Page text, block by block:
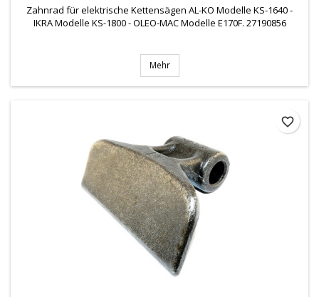
Zahnrad für elektrische Kettensägen AL-KO Modelle KS-1640 -
IKRA Modelle KS-1800 - OLEO-MAC Modelle E170F. 27190856
Mehr
favorite_border